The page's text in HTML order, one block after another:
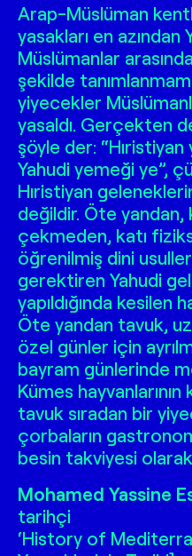
Arap-Müslüman
yasakları en azından
Müslümanlar
şekilde
yiyecekler
yasaldı. Gerçekten
şöyle der: “Hıristiyan
Yahudi yemeği ye”,
Hıristiyan
değildir. Öte yandan,
çekmeden, katı
öğrenilmiş dini
gerektiren Yahudi
yapıldığında kesilen
Öte yandan tavuk,
özel günler için
bayram günlerinde
Kümes hayvanlarının
tavuk sıradan bir
çorbaların
besin takviyesi
Mohamed Yassine
tarihçi
‘History of